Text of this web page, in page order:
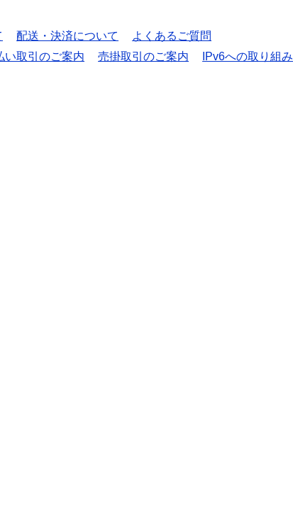
配送・決済について
よくあるご質問
い取引のご案内 売掛取引のご案内
IPv6への取り組み